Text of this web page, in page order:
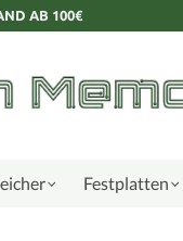
AB 100€
Festplatten